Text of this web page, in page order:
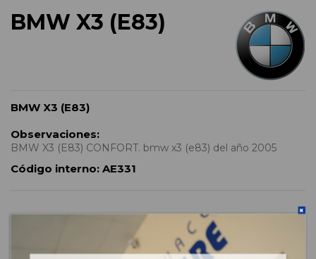
BMW X3 (E83)
BMW X3 (E83)
Observaciones:
BMW X3 (E83) CONFORT. bmw x3 (e83) del año 2005
Código interno: AE331
Características del vehículo